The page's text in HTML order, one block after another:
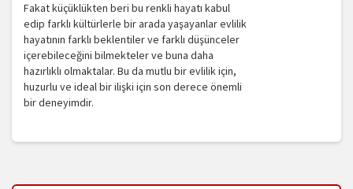
Fakat küçüklükten beri bu renkli hayatı kabul
edip farklı kültürlerle bir arada yaşayanlar evlilik
hayatının farklı beklentiler ve farklı düşünceler
içerebileceğini bilmekteler ve buna daha
hazırlıklı olmaktalar. Bu da mutlu bir evlilik için,
huzurlu ve ideal bir ilişki için son derece önemli
bir deneyimdir.